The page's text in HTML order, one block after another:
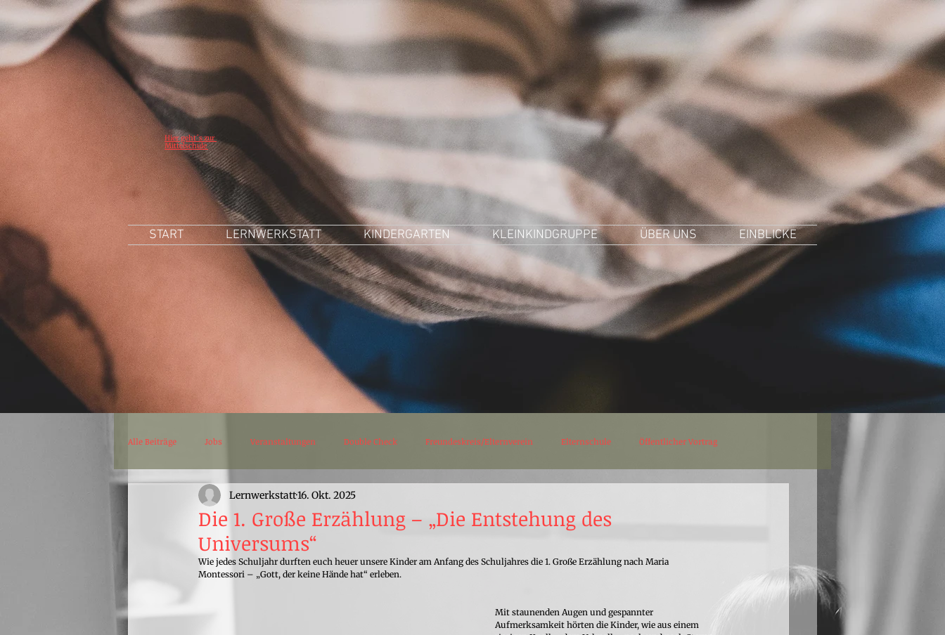
Hier geht´s zur
Mittelschule
START LERNWERKSTATT KINDERGARTEN KLEINKINDGRUPPE ÜBER UNS EINBLICKE
Alle Beiträge Jobs Veranstaltungen Double Check Freundeskreis/Elternverein Elternschule Öffentlicher Vortrag
OEAD Lernwerkstatt
Die 1. Große Erzählung – „Die Entstehung des
Universums“
Lernwerkstatt16. Okt. 2025
Wie jedes Schuljahr durften euch heuer unsere Kinder am Anfang des Schuljahres die 1. Große Erzählung nach Maria
Montessori – „Gott, der keine Hände hat“ erleben.
Mit staunenden Augen und gespannter
Aufmerksamkeit hörten die Kinder, wie aus einem